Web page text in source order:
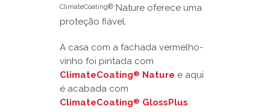
ClimateCoating® Nature oferece uma
proteção fiável.
A casa com a fachada vermelho-
vinho foi pintada com
ClimateCoating® Nature e aqui
é acabada com
ClimateCoating® GlossPlus.